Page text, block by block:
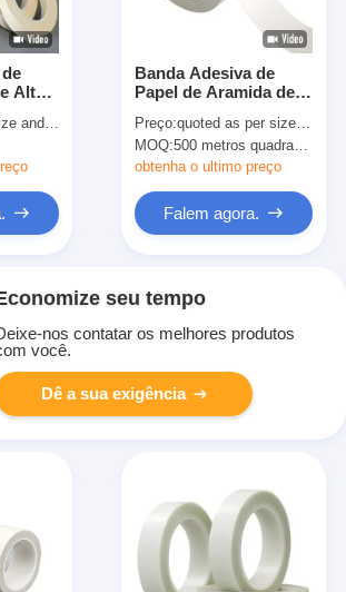
Alto
quantity
Banda Adesiva de
Papel de Aramida de
de Modelos Múltiples
Preço:quoted as per size and quantity
MOQ:500 metros quadrados
obtenha o ultimo preço
Falem agora.
seu tempo
nos contatar os melhores produtos
você.
Dê a sua exigência